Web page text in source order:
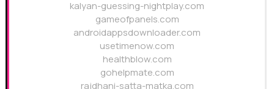
kalyan-guessing-nightplay.com
gameofpanels.com
androidappsdownloader.com
usetimenow.com
healthblow.com
gohelpmate.com
rajdhani-satta-matka.com